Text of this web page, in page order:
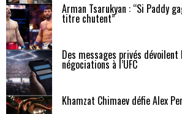
Arman Tsarukyan : “Si Paddy
titre chutent”
Des messages privés
négociations à l’UFC
Khamzat Chimaev défie Alex